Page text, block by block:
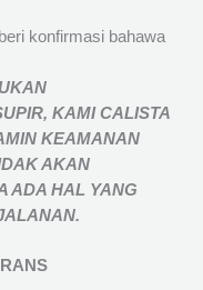
konfirmasi bahawa
KAMICALISTA
KEAMANAN
AKAN
ADA HAL YANG
.